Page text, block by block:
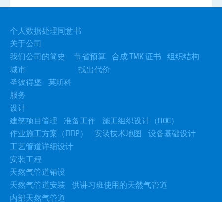
› 变压器的安装与运输
› 安装和拆除蒸汽锅炉
› 安装和运输燃气轮机
个人数据处理同意书
关于公司
我们公司的简史:
节省预算 合成 TMK 证书
组织结构
城市
圣彼得堡
莫斯科
找出代价
服务
设计
建筑项目管理
准备工作 施工组织设计（ПОС）
作业施工方案（ППР）
安装技术地图
设备基础设计
工艺管道详细设计
安装工程
天然气管道铺设
天然气管道安装
供讲习班使用的天然气管道
内部天然气管道